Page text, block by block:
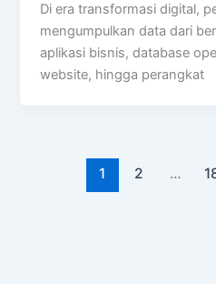
Di era transformasi digital,
mengumpulkan data dari
aplikasi bisnis, database
website, hingga perangkat
1 2 …